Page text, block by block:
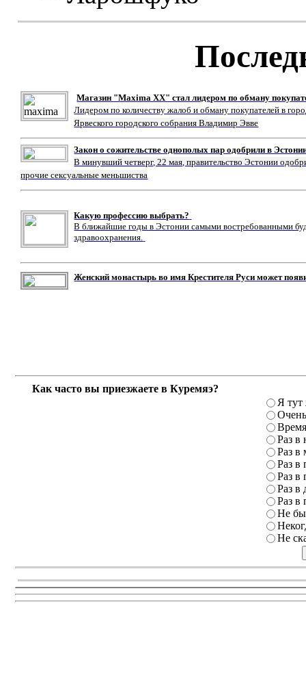
Магазин "Maxima XX" стал лидером по обману
Лидером по количеству жалоб и обману покупателей в
Ярвеского городского собрания Владимир Эвве
Закон о сожительстве однополых пар одобрили в
В минувший четверг, 22 мая, правительство Эстонии
прочие сексуальные меньшиства
Какую профессию выбрать?
В ближайшие годы в Эстонии самыми востребованными
здравоохранения.
Женский монастырь во имя Крестителя Руси может
Как часто вы приезжаете в Куремяэ?
Я тут
Раз в
Раз в
Раз в
Раз в
Раз в
Раз в
Не
Не